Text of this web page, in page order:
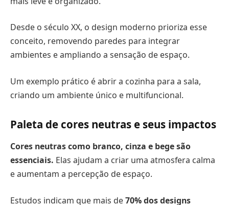
Desde o século XX, o design moderno prioriza esse
conceito, removendo paredes para integrar
ambientes e ampliando a sensação de espaço.
Um exemplo prático é abrir a cozinha para a sala,
criando um ambiente único e multifuncional.
Paleta de cores neutras e seus impactos
Cores neutras como branco, cinza e bege são
essenciais. Elas ajudam a criar uma atmosfera calma
e aumentam a percepção de espaço.
Estudos indicam que mais de70% dos designs